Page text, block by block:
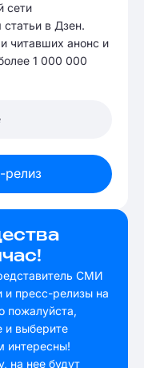
сети
статьи в Дзен.
читавших анонс и
1 000 000
релиз
СМИ
и пресс-релизы на
пожалуйста,
и выберите
интересны!
на нее будут